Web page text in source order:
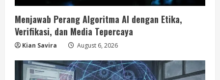
Menjawab Perang Algoritma AI dengan Etika,
Verifikasi, dan Media Tepercaya
Kian Savira August 6, 2026